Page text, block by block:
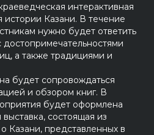
интерактивная
истории Казани. В течение
нужно будет ответить
а также традициями и
будет сопровождаться
и обзором книг. В
будет оформлена
состоящая из
Казани, представленных в